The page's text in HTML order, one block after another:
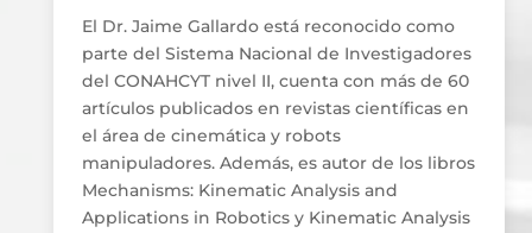
El Dr. Jaime Gallardo está reconocido como
parte del Sistema Nacional de Investigadores
del CONAHCYT nivel II, cuenta con más de 60
artículos publicados en revistas científicas en
el área de cinemática y robots
manipuladores. Además, es autor de los libros
Mechanisms: Kinematic Analysis and
Applications in Robotics y Kinematic Analysis